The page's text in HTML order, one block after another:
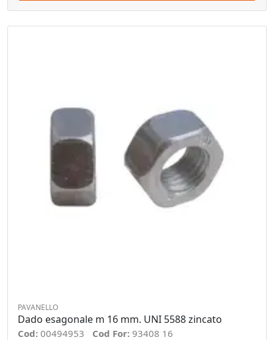
PAVANELLO
Dado esagonale m 16 mm. UNI 5588 zincato
Cod: 00494953 Cod For: 93408 16